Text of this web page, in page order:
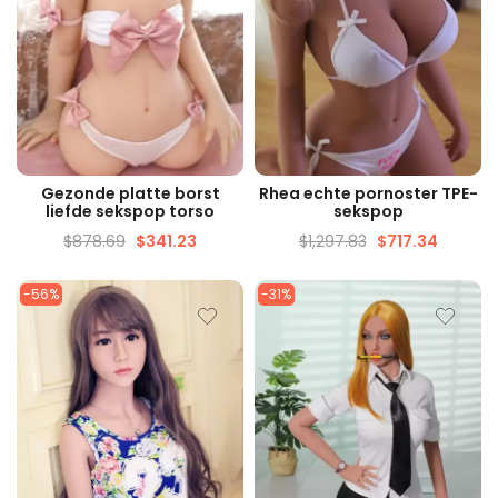
SNELLE WEERGAVE
Gezonde platte borst
liefde sekspop torso
$878.69 $341.23
SNELLE WEERGAVE
Rhea echte pornoster TPE-
sekspop
$1,297.83 $717.34
-56% -31%